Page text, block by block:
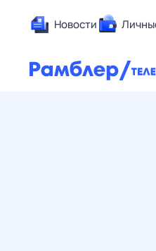
Новости